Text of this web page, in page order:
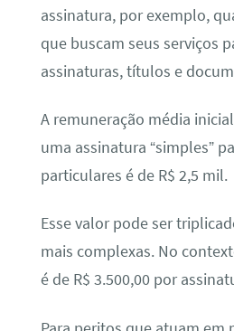
assinatura, por exemplo,
que buscam seus serviços
assinaturas, títulos e
A remuneração média
uma assinatura “simples”
particulares é de R$ 2,5 mil.
Esse valor pode ser
mais complexas. No
é de R$ 3.500,00 por